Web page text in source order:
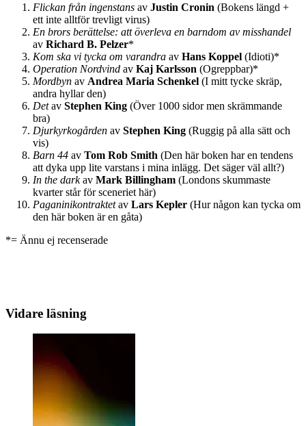
Flickan från ingenstans av Justin Cronin (Bokens längd +
ett inte alltför trevligt virus)
En brors berättelse: att överleva en barndom av misshandel
av Richard B. Pelzer*
Kom ska vi tycka om varandra av Hans Koppel (Idioti)*
Operation Nordvind av Kaj Karlsson (Ogreppbar)*
Mordbyn av Andrea Maria Schenkel (I mitt tycke skräp,
andra hyllar den)
Detav Stephen King (Över 1000 sidor men skrämmande
bra)
Djurkyrkogården av Stephen King (Ruggig på alla sätt och
vis)
Barn 44 av Tom Rob Smith (Den här boken har en tendens
att dyka upp lite varstans i mina inlägg. Det säger väl allt?)
In the darkav Mark Billingham (Londons skummaste
kvarter står för sceneriet här)
Paganinikontraktetav Lars Kepler (Hur någon kan tycka om
den här boken är en gåta)
*= Ännu ej recenserade
Vidare läsning